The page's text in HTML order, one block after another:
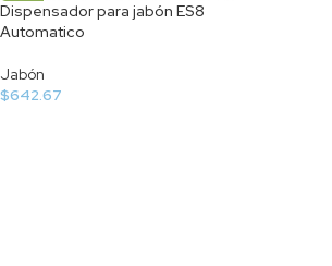
Dispensador para jabón ES8
Automatico
Jabón
$642.67